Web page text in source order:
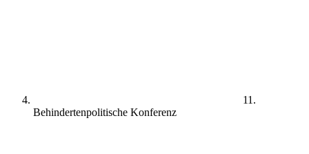
11.
Behindertenpolitische Konferenz